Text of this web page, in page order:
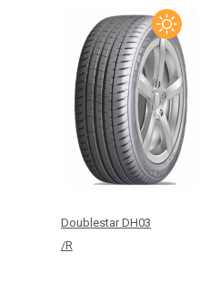
Doublestar DH03
/R